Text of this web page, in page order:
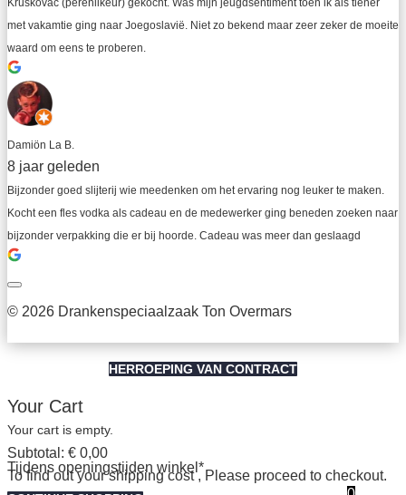
Kruškovac (perenlikeur) gekocht. Was mijn jeugdsentiment toen ik als tiener
met vakamtie ging naar Joegoslavië. Niet zo bekend maar zeer zeker de moeite
waard om eens te proberen.
Damiön La B.
8 jaar geleden
Bijzonder goed slijterij wie meedenken om het ervaring nog leuker te maken.
Kocht een fles vodka als cadeau en de medewerker ging beneden zoeken naar
bijzonder verpakking die er bij hoorde. Cadeau was meer dan geslaagd
© 2026 Drankenspeciaalzaak Ton Overmars
HERROEPING VAN CONTRACT
Your Cart
Your cart is empty.
Subtotal: € 0,00
To find out your shipping cost , Please proceed to checkout.
Tijdens openingstijden winkel*